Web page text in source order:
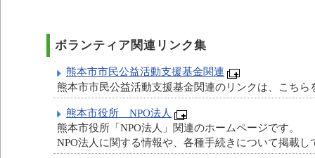
ボランティア関連リンク集
熊本市市民公益活動支援基金関連
熊本市市民公益活動支援基金関連のリンクは、こちら
熊本市役所 NPO法人
熊本市役所「NPO法人」関連のホームページです。
NPO法人に関する情報や、各種手続きについて掲載し